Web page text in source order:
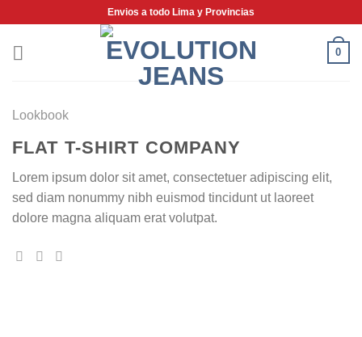
contenido
Envios a todo Lima y Provincias
0
Lookbook
FLAT T-SHIRT COMPANY
Lorem ipsum dolor sit amet, consectetuer adipiscing elit,
sed diam nonummy nibh euismod tincidunt ut laoreet
dolore magna aliquam erat volutpat.